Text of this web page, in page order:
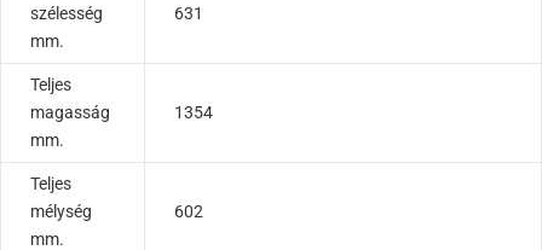
szélesség
mm.
631
Teljes
magasság
mm.
1354
Teljes
mélység
mm.
602